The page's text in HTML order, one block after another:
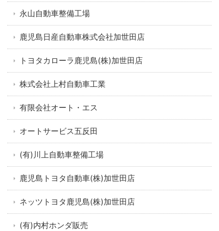
永山自動車整備工場
鹿児島日産自動車株式会社加世田店
トヨタカローラ鹿児島(株)加世田店
株式会社上村自動車工業
有限会社オート・エス
オートサービス五反田
(有)川上自動車整備工場
鹿児島トヨタ自動車(株)加世田店
ネッツトヨタ鹿児島(株)加世田店
(有)内村ホンダ販売